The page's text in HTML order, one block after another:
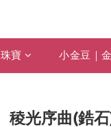
珠寶 小金豆｜
稜光序曲(鋯